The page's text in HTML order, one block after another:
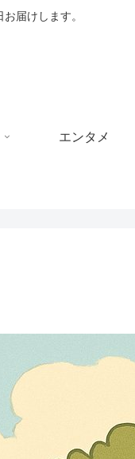
届けします。
エンタメ